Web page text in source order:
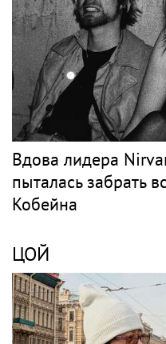
Вдова лидера
пыталась забрать
Кобейна
ЦОЙ